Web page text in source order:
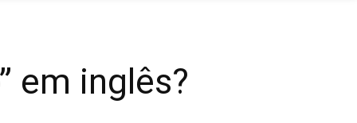
em inglês?